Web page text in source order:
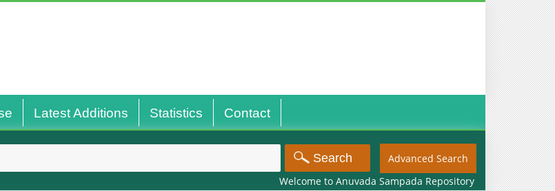
Latest Additions Statistics Contact
Advanced Search
Welcome to Anuvada Sampada Repository